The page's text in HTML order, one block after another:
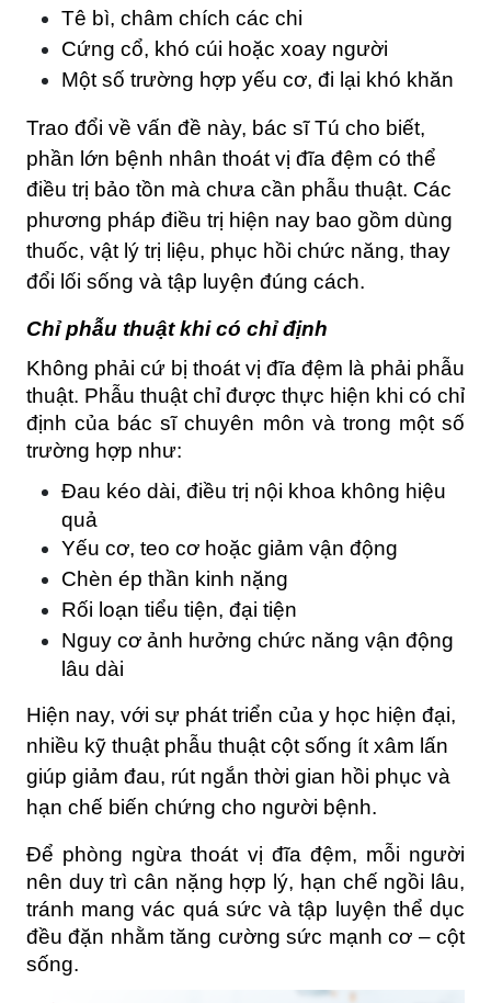
Tê bì, châm chích các chi
Cứng cổ, khó cúi hoặc xoay người
Một số trường hợp yếu cơ, đi lại khó khăn
Trao đổi về vấn đề này, bác sĩ Tú cho biết,
phần lớn bệnh nhân thoát vị đĩa đệm có thể
điều trị bảo tồn mà chưa cần phẫu thuật. Các
phương pháp điều trị hiện nay bao gồm dùng
thuốc, vật lý trị liệu, phục hồi chức năng, thay
đổi lối sống và tập luyện đúng cách.
Chỉ phẫu thuật khi có chỉ định
Không phải cứ bị thoát vị đĩa đệm là phải phẫu
thuật. Phẫu thuật chỉ được thực hiện khi có chỉ
định của bác sĩ chuyên môn và trong một số
trường hợp như:
Đau kéo dài, điều trị nội khoa không hiệu
quả
Yếu cơ, teo cơ hoặc giảm vận động
Chèn ép thần kinh nặng
Rối loạn tiểu tiện, đại tiện
Nguy cơ ảnh hưởng chức năng vận động
lâu dài
Hiện nay, với sự phát triển của y học hiện đại,
nhiều kỹ thuật phẫu thuật cột sống ít xâm lấn
giúp giảm đau, rút ngắn thời gian hồi phục và
hạn chế biến chứng cho người bệnh.
Để phòng ngừa thoát vị đĩa đệm, mỗi người
nên duy trì cân nặng hợp lý, hạn chế ngồi lâu,
tránh mang vác quá sức và tập luyện thể dục
đều đặn nhằm tăng cường sức mạnh cơ – cột
sống.